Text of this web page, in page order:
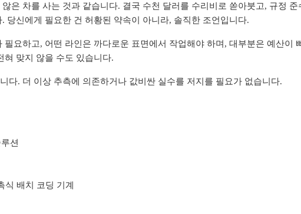
은 차를 사는 것과 같습니다. 결국 수천 달러를 수리비로 쏟아붓고, 규정 준
신에게 필요한 건 허황된 약속이 아니라, 솔직한 조언입니다.
요하고, 어떤 라인은 까다로운 표면에서 작업해야 하며, 대부분은 예산이
혀 맞지 않을 수도 있습니다.
다. 더 이상 추측에 의존하거나 값비싼 실수를 저지를 필요가 없습니다.
션
식 배치 코딩 기계